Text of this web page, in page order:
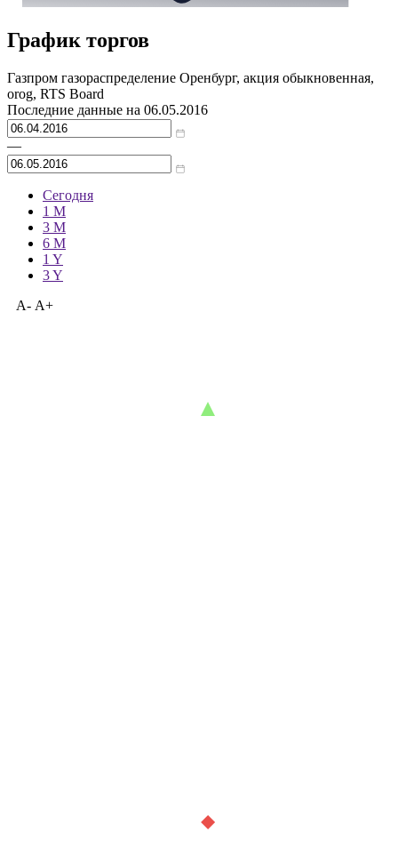
График торгов
Газпром газораспределение Оренбург, акция обыкновенная,
orog, RTS Board
Последние данные на06.05.2016
Сегодня
1 M
6 M